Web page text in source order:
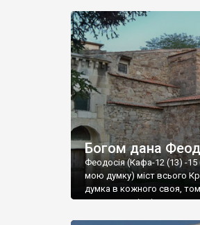
Богом дана
Феодосія (Кафа-12 (13) -15
мою думку) міст всього
думка в кожного своя,
запрошую відвідати це